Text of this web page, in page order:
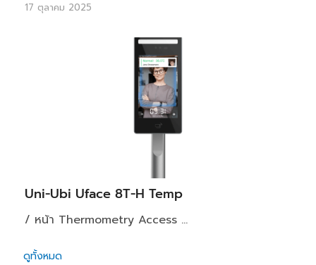
17 ตุลาคม 2025
Uni-Ubi Uface 8T-H Temp
/ หน้า Thermometry Access ...
ดูทั้งหมด